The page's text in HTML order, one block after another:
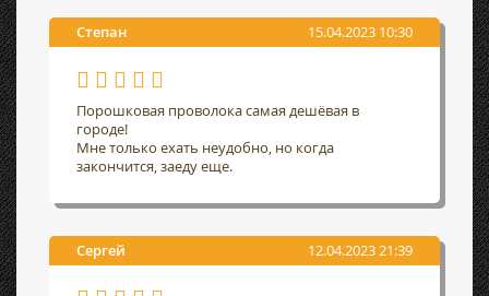
Степан 15.04.2023 10:30
Порошковая проволока самая дешёвая в
городе!
Мне только ехать неудобно, но когда
закончится, заеду еще.
Сергей 12.04.2023 21:39